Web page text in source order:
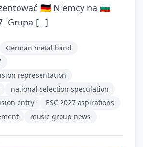
🇩🇪 Niemcy na 🇧🇬
Grupa […]
German metal band
representation
national selection speculation
entry
ESC 2027 aspirations
music group news